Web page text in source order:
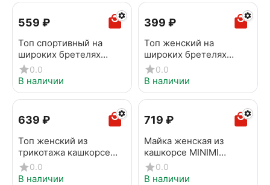
‍559‍ ₽
Топ спортивный на
широких бретелях
OMSA OmS142 latte
0.0
В наличии
‍399‍ ₽
Топ женский на
широких бретелях
MINIMI 1141_01CE Beige
0.0
В наличии
‍639‍ ₽
Топ женский из
трикотажа кашкорсе
MINIMI 1141_02CE Grigio
melange
0.0
В наличии
‍719‍ ₽
Майка женская из
кашкорсе MINIMI
1321_01CE Verde foresta
0.0
В наличии